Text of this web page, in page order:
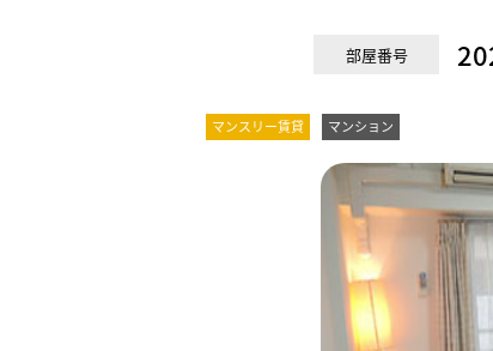
部屋番号
マンスリー賃貸 マンション